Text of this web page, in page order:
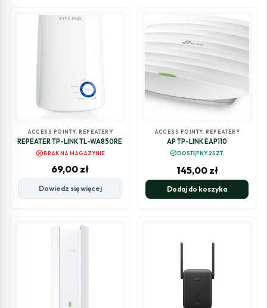
ACCESS POINTY, REPEATERY
REPEATER TP-LINK TL-WA850RE
cancelBRAK NA MAGAZYNIE
69,00 zł
Dowiedz się więcej
ACCESS POINTY, REPEATERY
AP TP-LINK EAP110
check_circleDOSTĘPNY 2SZT.
145,00 zł
Dodaj do koszyka